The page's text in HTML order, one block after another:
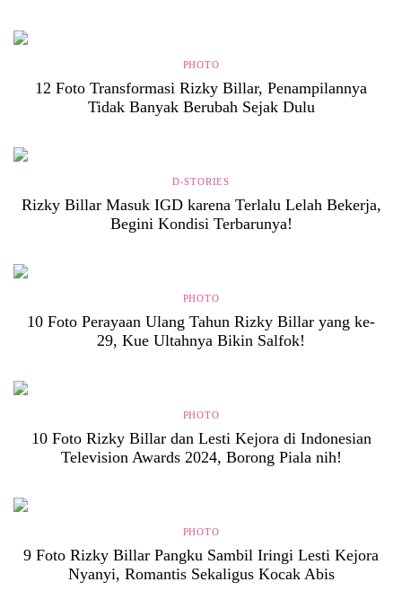
PHOTO
12 Foto Transformasi Rizky Billar, Penampilannya
Tidak Banyak Berubah Sejak Dulu
D-STORIES
Rizky Billar Masuk IGD karena Terlalu Lelah Bekerja,
Begini Kondisi Terbarunya!
PHOTO
10 Foto Perayaan Ulang Tahun Rizky Billar yang ke-
29, Kue Ultahnya Bikin Salfok!
PHOTO
10 Foto Rizky Billar dan Lesti Kejora di Indonesian
Television Awards 2024, Borong Piala nih!
PHOTO
9 Foto Rizky Billar Pangku Sambil Iringi Lesti Kejora
Nyanyi, Romantis Sekaligus Kocak Abis